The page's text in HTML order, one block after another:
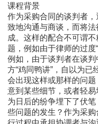
课程背景
作为采购合同的谈判者
致地沟通与商谈，而将
成。这样的配合不可谓
题，例如由于律师的过度
例如，由于谈判者在谈
方“鸡同鸭讲”，自以为已
会出现这样或那样的问
意到某些细节，或者轻
为日后的纷争埋下了伏
些问题的发生？作为采